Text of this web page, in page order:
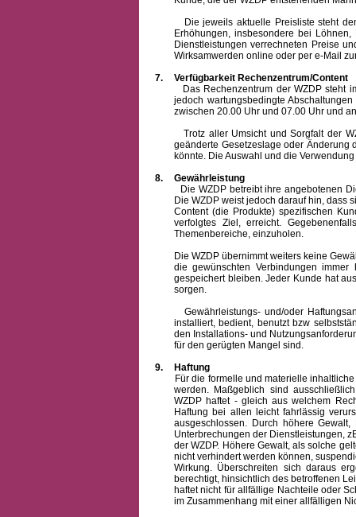
Die jeweils aktuelle Preisliste steht dem
Erhöhungen, insbesondere bei
Dienstleistungen verrechneten Preise
Wirksamwerden online oder per e-Mail
7.
Verfügbarkeit Rechenzentrum/Content
Das Rechenzentrum der WZDP steht im
jedoch wartungsbedingte
zwischen 20.00 Uhr und 07.00 Uhr und
Trotz aller Umsicht und Sorgfalt der
geänderte Gesetzeslage oder Änderung
könnte. Die Auswahl und die
8.
Gewährleistung
Die WZDP betreibt ihre angebotenen
Die WZDP weist jedoch darauf hin, dass
Content (die Produkte) spezifischen
verfolgtes Ziel, erreicht.
Themenbereiche, einzuholen.
Die WZDP übernimmt weiters keine
die gewünschten Verbindungen
gespeichert bleiben. Jeder Kunde hat
sorgen.
Gewährleistungs- und/oder
installiert, bedient, benutzt bzw
den Installations- und
für den gerügten Mangel sind.
9.
Haftung
Für die formelle und materielle
werden. Maßgeblich sind
WZDP haftet - gleich aus welchem
Haftung bei allen leicht fahrlässig
ausgeschlossen. Durch höhere
Unterbrechungen der Dienstleistungen,
der WZDP. Höhere Gewalt, als solche
nicht verhindert werden können,
Wirkung. Überschreiten sich daraus
berechtigt, hinsichtlich des betroffenen
haftet nicht für allfällige Nachteile oder
im Zusammenhang mit einer allfälligen